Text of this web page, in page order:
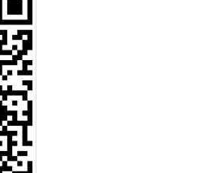
办理流程、公司注销流程及费用哪家
业领照重庆晚报网_重庆生活
庆工商注册_重庆列表网
吗？需要怎么操作呢？_问答-【中
照后的诉讼主体资格
报/公司注销登报上海
资料-三茅人力资源网
权变更、注销迁移转让-天津58同城
,税务登记证挂失,挂
网+”时代_未来网